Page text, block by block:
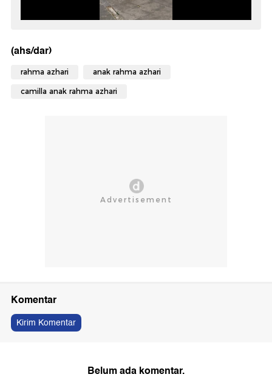
(ahs/dar)
rahma azhari anak rahma azhari
camilla anak rahma azhari
Komentar
Kirim Komentar
Belum ada komentar.